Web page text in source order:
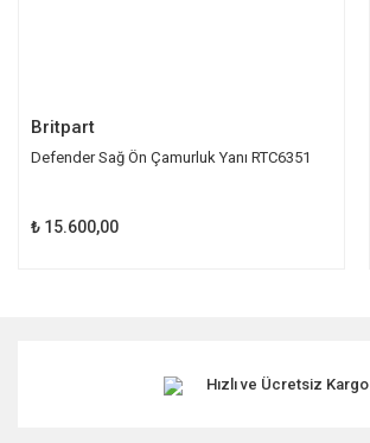
Britpart
Defender Sağ Ön Çamurluk Yanı RTC6351
₺ 15.600,00
Hızlı ve Ücretsiz Kargo